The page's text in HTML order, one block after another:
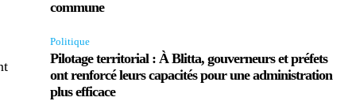
commune
Politique
Pilotage territorial : À Blitta, gouverneurs et préfets
ont renforcé leurs capacités pour une administration
plus efficace